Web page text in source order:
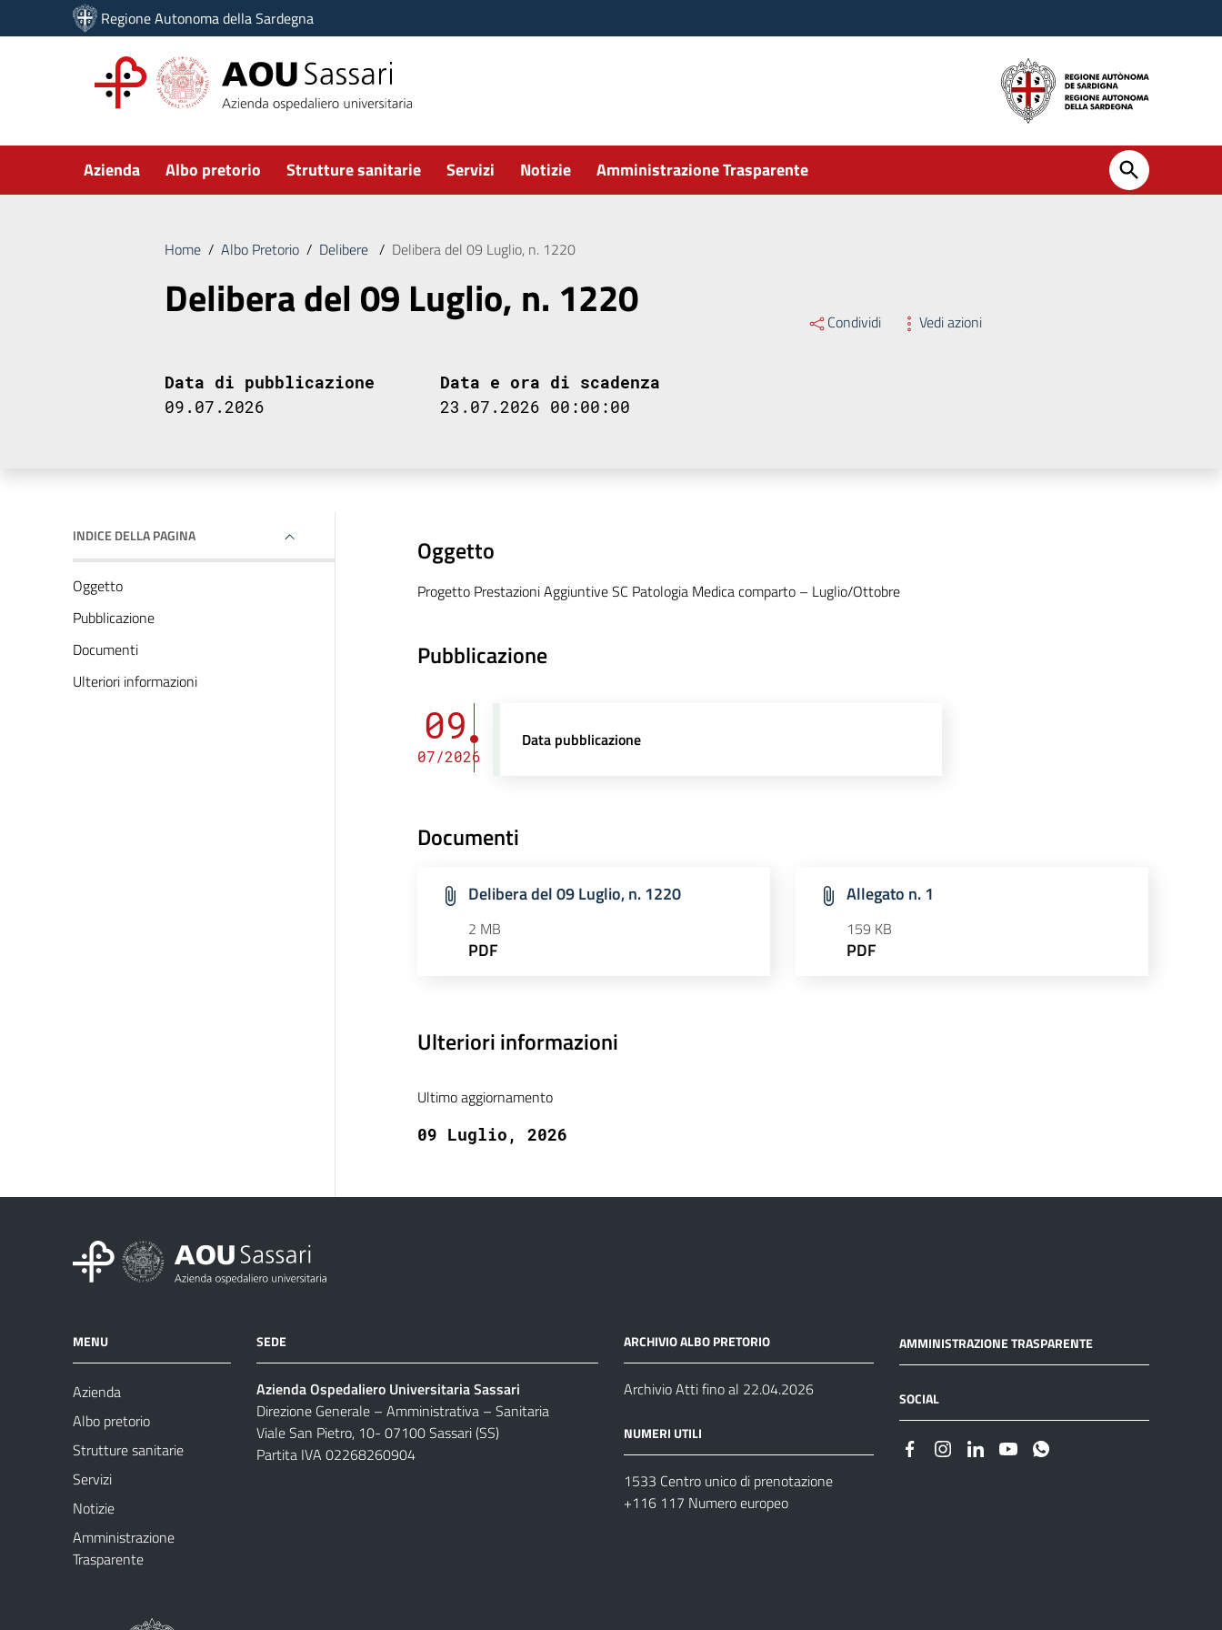
Vai ai contenuti
Vai al menu di navigazione
Vai al footer
Regione Autonoma della Sardegna
Submenu
Azienda Albo pretorio Strutture sanitarie Servizi Notizie Amministrazione Trasparente
Home / Albo Pretorio / Delibere / Delibera del 09 Luglio, n. 1220
Delibera del 09 Luglio, n. 1220 Condividi Vedi azioni
Data di pubblicazione
09.07.2026
Data e ora di scadenza
23.07.2026 00:00:00
INDICE DELLA PAGINA
Oggetto
Pubblicazione
Documenti
Ulteriori informazioni
Oggetto
Progetto Prestazioni Aggiuntive SC Patologia Medica comparto – Luglio/Ottobre
Pubblicazione
09
07/2026
Data pubblicazione
Documenti
Delibera del 09 Luglio, n. 1220
2 MB
PDF
Allegato n. 1
159 KB
PDF
Ulteriori informazioni
Ultimo aggiornamento
09 Luglio, 2026
MENU
Azienda
Albo pretorio
Strutture sanitarie
Servizi
Notizie
Amministrazione
Trasparente
SEDE
Azienda Ospedaliero Universitaria Sassari
Direzione Generale – Amministrativa – Sanitaria
Viale San Pietro, 10- 07100 Sassari (SS)
Partita IVA 02268260904
ARCHIVIO ALBO PRETORIO
Archivio Atti fino al 22.04.2026
NUMERI UTILI
1533 Centro unico di prenotazione
+116 117 Numero europeo
AMMINISTRAZIONE TRASPARENTE
SOCIAL